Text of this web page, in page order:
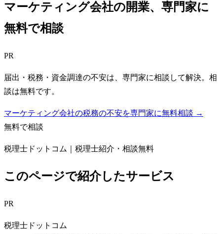
マーケティング会社の開業、専門家に
無料で相談
PR
届出・税務・資金調達の不安は、専門家に相談して解決。相
談は無料です。
マーケティング会社の税務の不安を専門家に無料相談 →
無料で相談
税理士ドットコム｜税理士紹介・相談無料
このページで紹介したサービス
PR
税理士ドットコム